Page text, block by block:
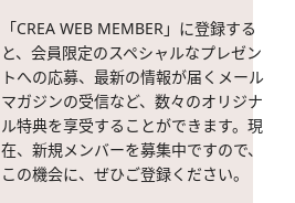
「CREA WEB MEMBER」に登録する
と、会員限定のスペシャルなプレゼン
トへの応募、最新の情報が届くメール
マガジンの受信など、数々のオリジナ
ル特典を享受することができます。現
在、新規メンバーを募集中ですので、
この機会に、ぜひご登録ください。